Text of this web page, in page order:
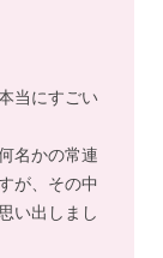
当にすごい
名かの常連
が、その中
い出しまし